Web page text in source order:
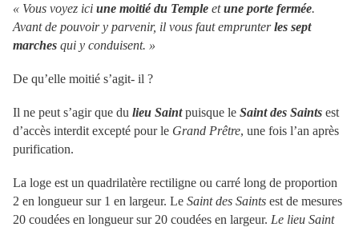
« Vous voyez ici une moitié du Temple etune porte fermée.
Avant de pouvoir y parvenir, il vous faut emprunterles sept
marches qui y conduisent. »
De qu’elle moitié s’agit- il ?
Il ne peut s’agir que du lieu Saintpuisque le Saint des Saints est
d’accès interdit excepté pour le Grand Prêtre, une fois l’an après
purification.
La loge est un quadrilatère rectiligne ou carré long de proportion
2 en longueur sur 1 en largeur. Le Saint des Saints est de mesures
20 coudées en longueur sur 20 coudées en largeur. Le lieu Saint